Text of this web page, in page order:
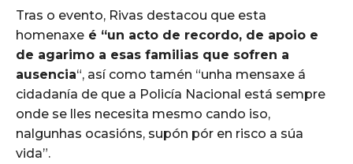
Tras o evento, Rivas destacou que esta
homenaxe é “un acto de recordo, de apoio e
de agarimo a esas familias que sofren a
ausencia“, así como tamén “unha mensaxe á
cidadanía de que a Policía Nacional está sempre
onde se lles necesita mesmo cando iso,
nalgunhas ocasións, supón pór en risco a súa
vida”.